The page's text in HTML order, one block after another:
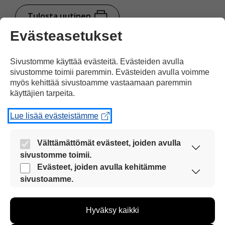
Tulosta uutinen
Jaa Facebookissa
Kommentoi
Voit kirjoittaa mielipiteesi
Sinun pitää kirjoittaa myös
Evästeasetukset
Sivustomme käyttää evästeitä. Evästeiden avulla
sivustomme toimii paremmin. Evästeiden avulla voimme
myös kehittää sivustoamme vastaamaan paremmin
käyttäjien tarpeita.
Lue lisää evästeistämme
Välttämättömät evästeet, joiden avulla
sivustomme toimii.
Nämä evästeet ovat aina käytössä, jotta
sivustoamme voi käyttää sujuvasti ja turvallisesti.
Evästeet, joiden avulla kehitämme
sivustoamme.
kehittää sivustoamme vastaamaan paremmin
Hyväksy kaikki